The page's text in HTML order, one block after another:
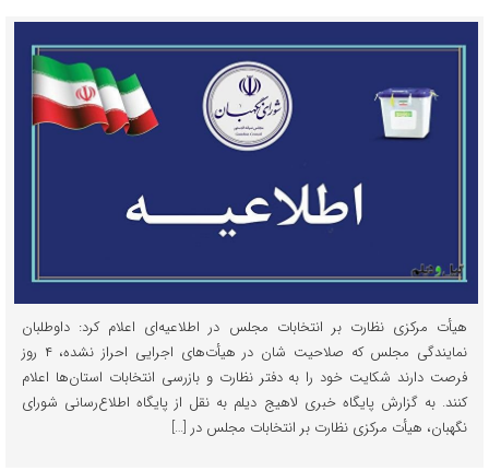
هیأت مرکزی نظارت بر انتخابات مجلس در اطلاعیه‌ای اعلام کرد: داوطلبان
نمایندگی مجلس که صلاحیت‌ شان در هیأت‌های اجرایی احراز نشده، ۴ روز
فرصت دارند شکایت خود را به دفتر نظارت و بازرسی انتخابات استان‌ها اعلام
کنند. به گزارش پایگاه خبری لاهیج دیلم به نقل از پایگاه اطلاع‌رسانی شورای
نگهبان، هیأت مرکزی نظارت بر انتخابات مجلس در […]